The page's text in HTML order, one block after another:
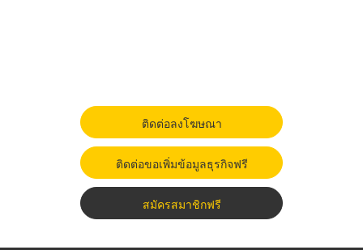
ติดต่อลงโฆษณา
ติดต่อขอเพิ่มข้อมูลธุรกิจฟรี
สมัครสมาชิกฟรี